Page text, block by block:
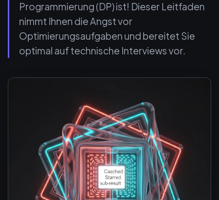
Programmierung (DP) ist! Dieser Leitfaden
nimmt Ihnen die Angst vor
Optimierungsaufgaben und bereitet Sie
optimal auf technische Interviews vor.